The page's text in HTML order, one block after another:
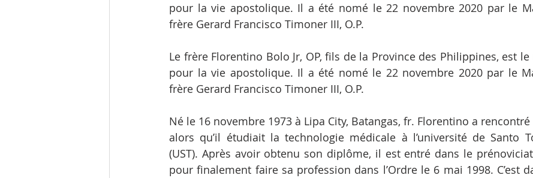
pour la vie apostolique. Il a été nomé le 22 novembre 2020 par le
frère Gerard Francisco Timoner III, O.P.
Le frère Florentino Bolo Jr, OP, fils de la Province des Philippines, est
pour la vie apostolique. Il a été nomé le 22 novembre 2020 par le
frère Gerard Francisco Timoner III, O.P.
Né le 16 novembre 1973 à Lipa City, Batangas, fr. Florentino a
alors qu’il étudiait la technologie médicale à l’université de Santo
(UST). Après avoir obtenu son diplôme, il est entré dans le
pour finalement faire sa profession dans l’Ordre le 6 mai 1998. C’est